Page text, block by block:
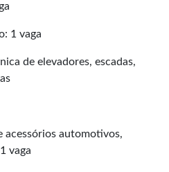
1 vaga
de elevadores, escadas,
acessórios automotivos,
vaga